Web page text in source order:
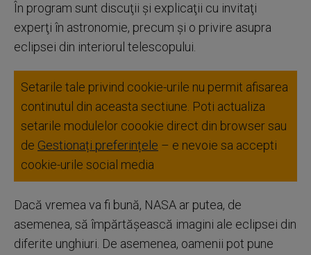
În program sunt discuţii şi explicaţii cu invitaţi
experţi în astronomie, precum şi o privire asupra
eclipsei din interiorul telescopului.
Setarile tale privind cookie-urile nu permit afisarea
continutul din aceasta sectiune. Poti actualiza
setarile modulelor coookie direct din browser sau
de Gestionați preferințele – e nevoie sa accepti
cookie-urile social media
Dacă vremea va fi bună, NASA ar putea, de
asemenea, să împărtăşească imagini ale eclipsei din
diferite unghiuri. De asemenea, oamenii pot pune